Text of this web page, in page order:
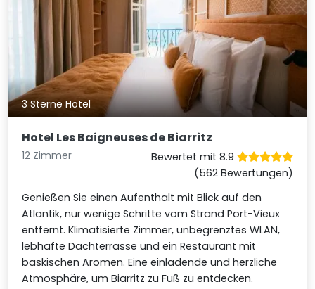
3 Sterne Hotel
Hotel Les Baigneuses de Biarritz
12 Zimmer
Bewertet mit 8.9
(562 Bewertungen)
Genießen Sie einen Aufenthalt mit Blick auf den
Atlantik, nur wenige Schritte vom Strand Port-Vieux
entfernt. Klimatisierte Zimmer, unbegrenztes WLAN,
lebhafte Dachterrasse und ein Restaurant mit
baskischen Aromen. Eine einladende und herzliche
Atmosphäre, um Biarritz zu Fuß zu entdecken.